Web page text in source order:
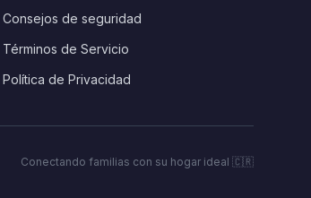
Consejos de seguridad
Términos de Servicio
Política de Privacidad
Conectando familias con su hogar ideal 🇨🇷